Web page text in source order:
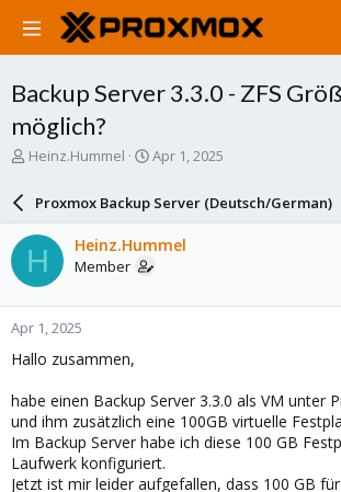
Backup Server 3.3.0 - ZFS
möglich?
T
a
d
s
t
a
r
t
e
r
Heinz.Hummel
S
a
r
d
a
e
Apr 1, 2025
Proxmox Backup Server (Deutsch/German)
H Heinz.Hummel
Member
Apr 1, 2025
Hallo zusammen,
habe einen Backup Server 3.3.0 als VM unter
und ihm zusätzlich eine 100GB virtuelle
Im Backup Server habe ich diese 100 GB
Laufwerk konfiguriert.
Jetzt ist mir leider aufgefallen, dass 100 GB